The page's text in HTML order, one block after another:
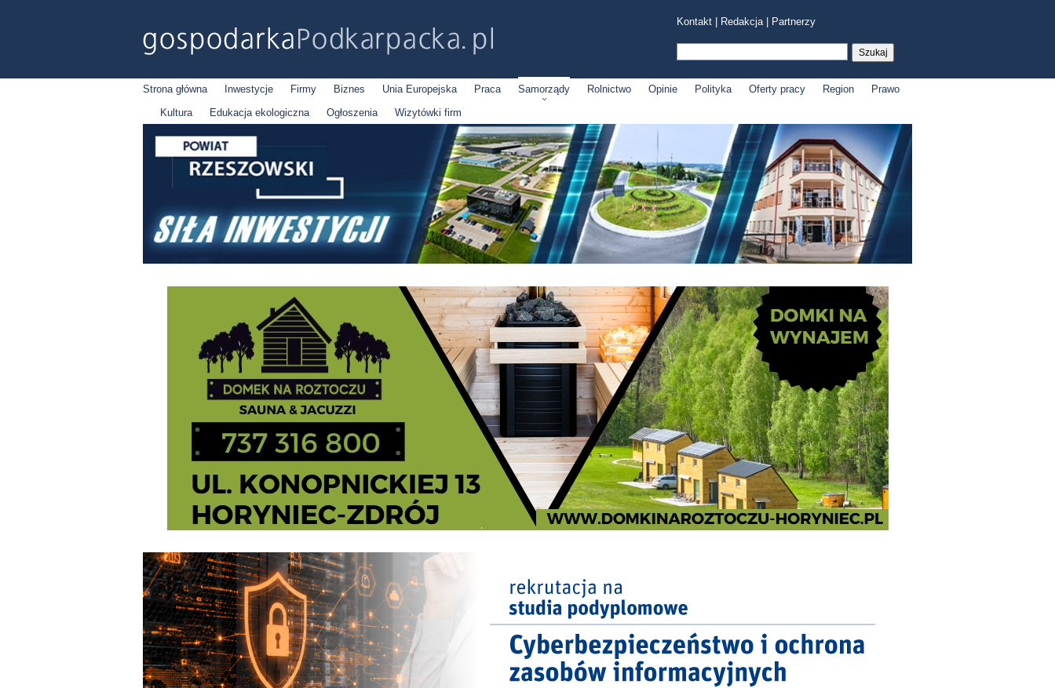
Kontakt Redakcja| Partnerzy
Strona główna Inwestycje Firmy Biznes Unia Europejska Praca Samorządy Rolnictwo Opinie Polityka Oferty pracy Region
Prawo
Kultura
Edukacja ekologiczna Ogłoszenia Wizytówki firm